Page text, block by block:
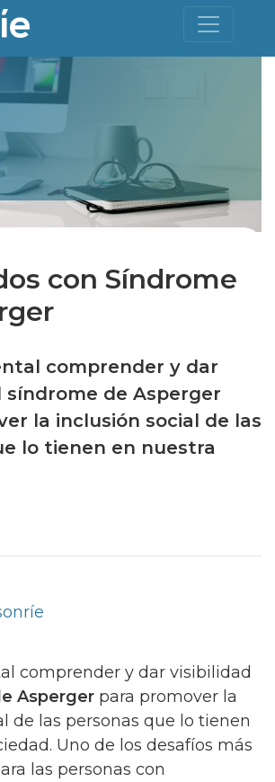
con Síndrome
comprender y dar
síndrome de Asperger
la inclusión social de las
lo tienen en nuestra
comprender y dar visibilidad
Asperger para promover la
de las personas que lo tienen
Uno de los desafíos más
las personas con